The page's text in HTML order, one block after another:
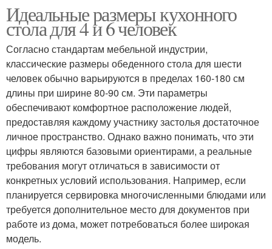
Идеальные размеры кухонного
стола для 4 и 6 человек
Согласно стандартам мебельной индустрии,
классические размеры обеденного стола для шести
человек обычно варьируются в пределах 160-180 см
длины при ширине 80-90 см. Эти параметры
обеспечивают комфортное расположение людей,
предоставляя каждому участнику застолья достаточное
личное пространство. Однако важно понимать, что эти
цифры являются базовыми ориентирами, а реальные
требования могут отличаться в зависимости от
конкретных условий использования. Например, если
планируется сервировка многочисленными блюдами или
требуется дополнительное место для документов при
работе из дома, может потребоваться более широкая
модель.